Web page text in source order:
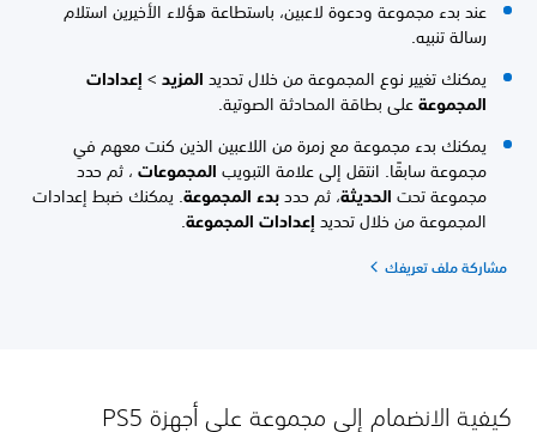
عند بدء مجموعة ودعوة لاعبين، باستطاعة هؤلاء الأخيرين استلام
رسالة تنبيه.
يمكنك تغيير نوع المجموعة من خلال تحديدالمزيد>إعدادات
المجموعةعلى بطاقة المحادثة الصوتية.
يمكنك بدء مجموعة مع زمرة من اللاعبين الذين كنت معهم في
مجموعة سابقًا. انتقل إلى علامة التبويبالمجموعات، ثم حدد
مجموعة تحتالحديثة، ثم حددبدء المجموعة. يمكنك ضبط إعدادات
المجموعة من خلال تحديدإعدادات المجموعة.
مشاركة ملف تعريفك
كيفية الانضمام إلى مجموعة على أجهزة PS5